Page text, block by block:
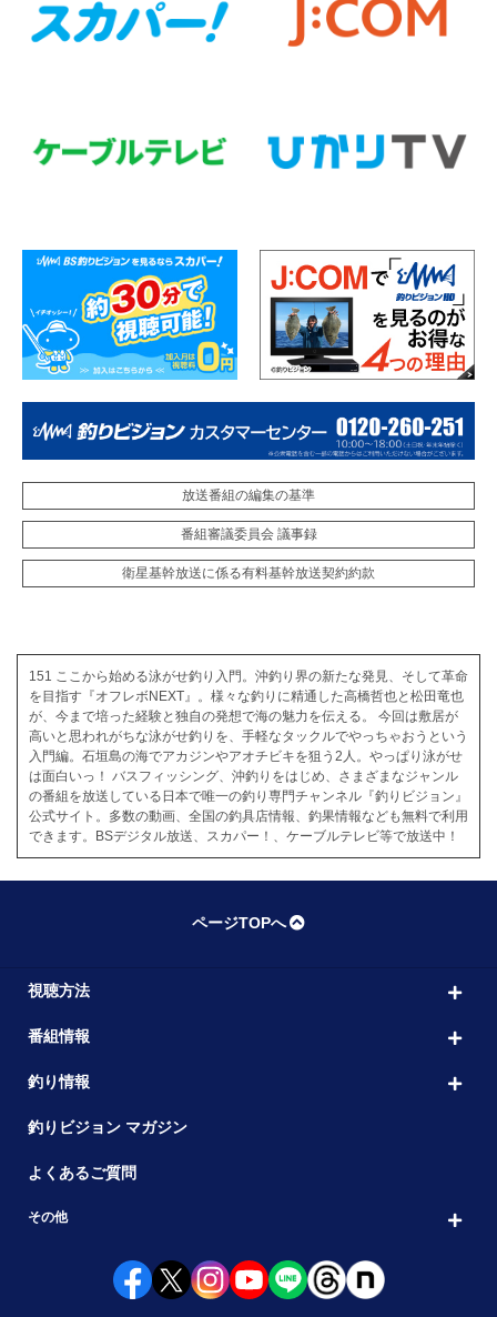
放送番組の編集の基準
番組審議委員会 議事録
衛星基幹放送に係る有料基幹放送契約約款
151 ここから始める泳がせ釣り入門。沖釣り界の新たな発見、そして革命
を目指す『オフレボNEXT』。様々な釣りに精通した高橋哲也と松田竜也
が、今まで培った経験と独自の発想で海の魅力を伝える。 今回は敷居が
高いと思われがちな泳がせ釣りを、手軽なタックルでやっちゃおうという
入門編。石垣島の海でアカジンやアオチビキを狙う2人。やっぱり泳がせ
は面白いっ！ バスフィッシング、沖釣りをはじめ、さまざまなジャンル
の番組を放送している日本で唯一の釣り専門チャンネル『釣りビジョン』
公式サイト。多数の動画、全国の釣具店情報、釣果情報なども無料で利用
できます。BSデジタル放送、スカパー！、ケーブルテレビ等で放送中！
ページTOPへ
視聴方法
番組情報
釣り情報
釣りビジョン マガジン
よくあるご質問
その他